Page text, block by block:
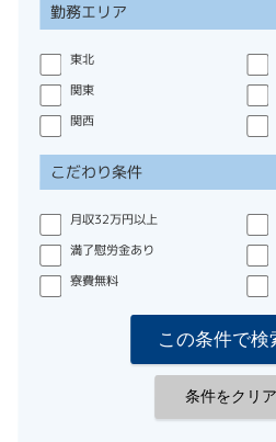
勤務エリア
東北
関東
関西
こだわり条件
月収32万円以上
満了慰労金あり
寮費無料